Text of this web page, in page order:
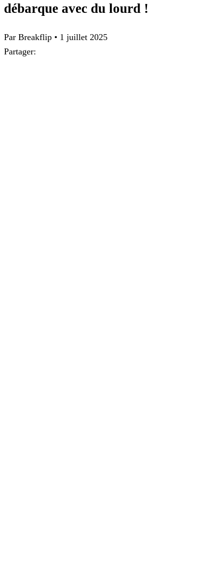
débarque avec du lourd !
Par Breakflip • 1 juillet 2025
Partager: